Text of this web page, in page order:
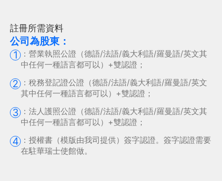
註冊所需資料
公司為股東：
1
： 營業執照公證（德語/法語/義大利語/羅曼語/英文其
中任何一種語言都可以）+雙認證；
2 ： 稅務登記證公證（德語/法語/義大利語/羅曼語/英文
其中任何一種語言都可以）+雙認證；
3 ： 法人護照公證（德語/法語/義大利語/羅曼語/英文其
中任何一種語言都可以）+雙認證；
4 ： 授權書（模版由我司提供）簽字認證。簽字認證需要
在駐華瑞士使館做。